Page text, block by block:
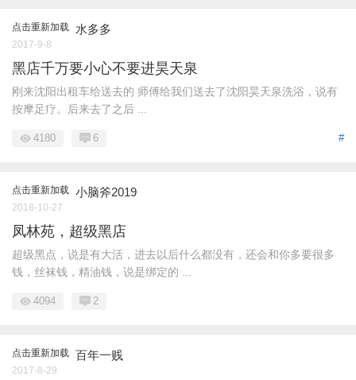
点击重新加载 水多多
2017-9-8
黑店千万要小心不要进昊天泉
刚来沈阳出租车给送去的 师傅给我们送去了沈阳昊天泉洗浴，说有
按摩足疗。后来去了之后 ...
#
4180 6
点击重新加载 小脑斧2019
2018-10-27
凤林苑，超级黑店
超级黑点，说是有大活，进去以后什么都没有，还会和你多要很多
钱，丝袜钱，精油钱，说是绑定的 ...
4094 2
点击重新加载 百年一贱
2017-8-29